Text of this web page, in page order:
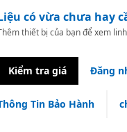
có vừa chưa hay
thiết bị của bạn để xem
Kiểm tra giá Đăng
Tin Bảo Hành